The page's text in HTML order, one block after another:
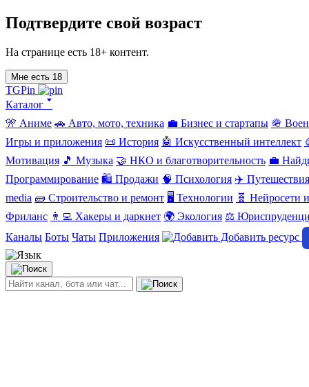
Подтвердите свой возраст
На странице есть 18+ контент.
Мне есть 18
TGPin
Каталог 🢓
🎌 Аниме 🚗 Авто, мото, техника 💼 Бизнес и стартапы 🪖
Игры и приложения 📜 История 🤖 Искусственный интеллект
Мотивация 🎵 Музыка 🤝 НКО и благотворительность 💼
Программирование 🛍️ Продажи 🧠 Психология ✈️ Путешествия
media 🧱 Строительство и ремонт 🖥️ Технологии 🧬 Нейросети
Фриланс 👨‍💻 Хакеры и даркнет 🌍 Экология ⚖️
Каналы Боты Чаты Приложения Добавить ресурс